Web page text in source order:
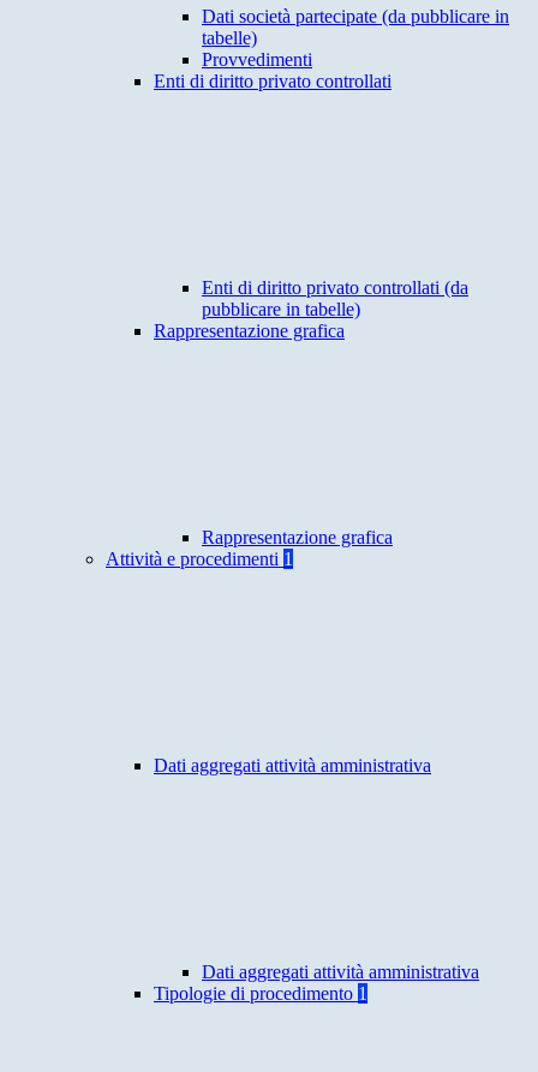
Dati società partecipate (da pubblicare in
tabelle)
Provvedimenti
Enti di diritto privato controllati
Enti di diritto privato controllati (da
pubblicare in tabelle)
Rappresentazione grafica
Rappresentazione grafica
Attività e procedimenti 1
Dati aggregati attività amministrativa
Dati aggregati attività amministrativa
Tipologie di procedimento 1